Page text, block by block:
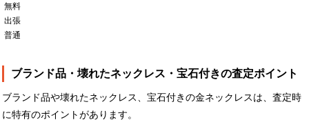
無料
出張
普通
ブランド品・壊れたネックレス・宝石付きの査定ポイント
ブランド品や壊れたネックレス、宝石付きの金ネックレスは、査定時
に特有のポイントがあります。